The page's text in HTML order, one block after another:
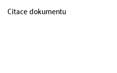
Citace dokumentu